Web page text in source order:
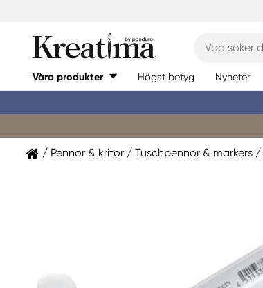
Våra produkter Högst betyg Nyheter
Pennor & kritor Tuschpennor & markers